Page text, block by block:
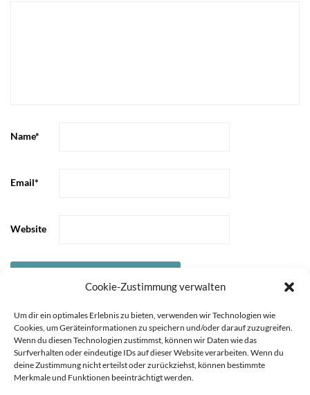
Cookie-Zustimmung verwalten
Um dir ein optimales Erlebnis zu bieten, verwenden wir Technologien wie
Cookies, um Geräteinformationen zu speichern und/oder darauf zuzugreifen.
Wenn du diesen Technologien zustimmst, können wir Daten wie das
Surfverhalten oder eindeutige IDs auf dieser Website verarbeiten. Wenn du
deine Zustimmung nicht erteilst oder zurückziehst, können bestimmte
Merkmale und Funktionen beeinträchtigt werden.
Name*
Email*
Website